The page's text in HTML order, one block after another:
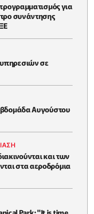
για
συνάντησης
σε
Αυγούστου
και των
στα αεροδρόμια